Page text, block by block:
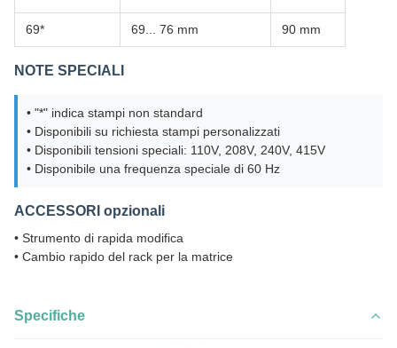
69* 69... 76 mm 90 mm
NOTE SPECIALI
• "*" indica stampi non standard
• Disponibili su richiesta stampi personalizzati
• Disponibili tensioni speciali: 110V, 208V, 240V, 415V
• Disponibile una frequenza speciale di 60 Hz
ACCESSORI opzionali
• Strumento di rapida modifica
• Cambio rapido del rack per la matrice
Specifiche